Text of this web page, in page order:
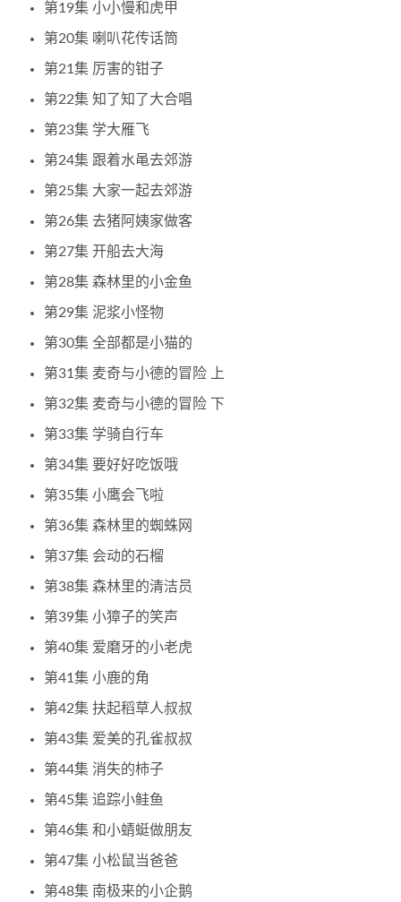
第19集 小小慢和虎甲
第20集 喇叭花传话筒
第21集 厉害的钳子
第22集 知了知了大合唱
第23集 学大雁飞
第24集 跟着水黾去郊游
第25集 大家一起去郊游
第26集 去猪阿姨家做客
第27集 开船去大海
第28集 森林里的小金鱼
第29集 泥浆小怪物
第30集 全部都是小猫的
第31集 麦奇与小德的冒险 上
第32集 麦奇与小德的冒险 下
第33集 学骑自行车
第34集 要好好吃饭哦
第35集 小鹰会飞啦
第36集 森林里的蜘蛛网
第37集 会动的石榴
第38集 森林里的清洁员
第39集 小獐子的笑声
第40集 爱磨牙的小老虎
第41集 小鹿的角
第42集 扶起稻草人叔叔
第43集 爱美的孔雀叔叔
第44集 消失的柿子
第45集 追踪小鲑鱼
第46集 和小蜻蜓做朋友
第47集 小松鼠当爸爸
第48集 南极来的小企鹅